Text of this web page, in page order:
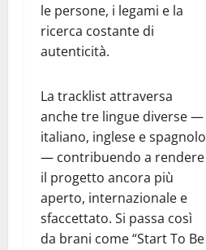
le persone, i legami e la
ricerca costante di
autenticità.
La tracklist attraversa
anche tre lingue diverse —
italiano, inglese e spagnolo
— contribuendo a rendere
il progetto ancora più
aperto, internazionale e
sfaccettato. Si passa così
da brani come “Start To Be